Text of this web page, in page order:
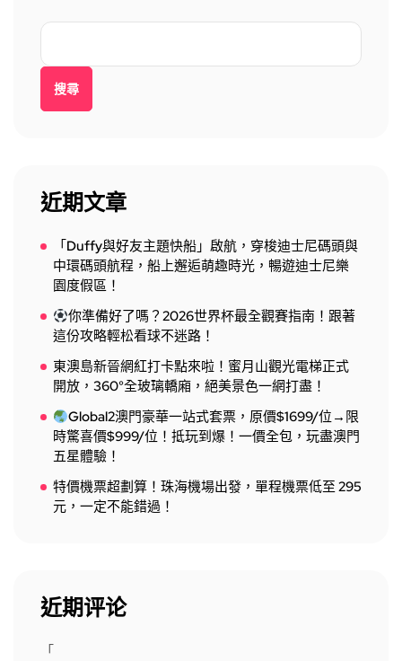
搜尋
近期文章
「Duffy與好友主題快船」啟航，穿梭迪士尼碼頭與
中環碼頭航程，船上邂逅萌趣時光，暢遊迪士尼樂
園度假區！
你準備好了嗎？2026世界杯最全觀賽指南！跟著
這份攻略輕松看球不迷路！
東澳島新晉網紅打卡點來啦！蜜月山觀光電梯正式
開放，360°全玻璃轎廂，絕美景色一網打盡！
Global2澳門豪華一站式套票，原價$1699/位→限
時驚喜價$999/位！抵玩到爆！一價全包，玩盡澳門
五星體驗！
特價機票超劃算！珠海機場出發，單程機票低至 295
元，一定不能錯過！
近期评论
「